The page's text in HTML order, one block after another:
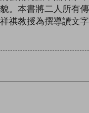
。本書將二人所有
祺教授為撰導讀文